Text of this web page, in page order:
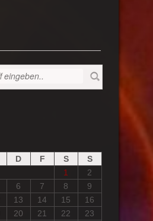
D F S
S
1
2
6 7 8
9
13 14 15
16
20 21 22
23